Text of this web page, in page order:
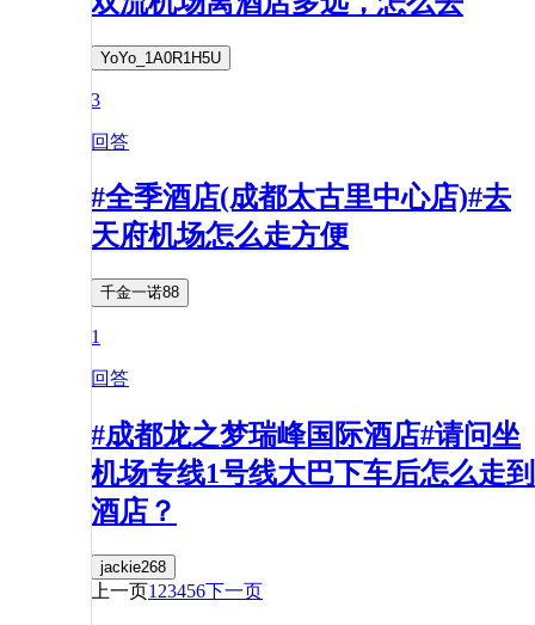
YoYo_1A0R1H5U
3
回答
#全季酒店(成都太古里中心店)#去
天府机场怎么走方便
千金一诺88
1
回答
#成都龙之梦瑞峰国际酒店#请问坐
机场专线1号线大巴下车后怎么走到
酒店？
jackie268
上一页1 23456下一页